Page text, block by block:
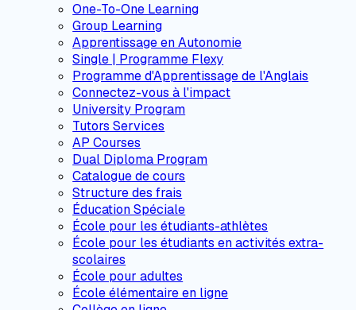
One-To-One Learning
Group Learning
Apprentissage en Autonomie
Single | Programme Flexy
Programme d'Apprentissage de l'Anglais
Connectez-vous à l'impact
University Program
Tutors Services
AP Courses
Dual Diploma Program
Catalogue de cours
Structure des frais
Éducation Spéciale
École pour les étudiants-athlètes
École pour les étudiants en activités extra-
scolaires
École pour adultes
École élémentaire en ligne